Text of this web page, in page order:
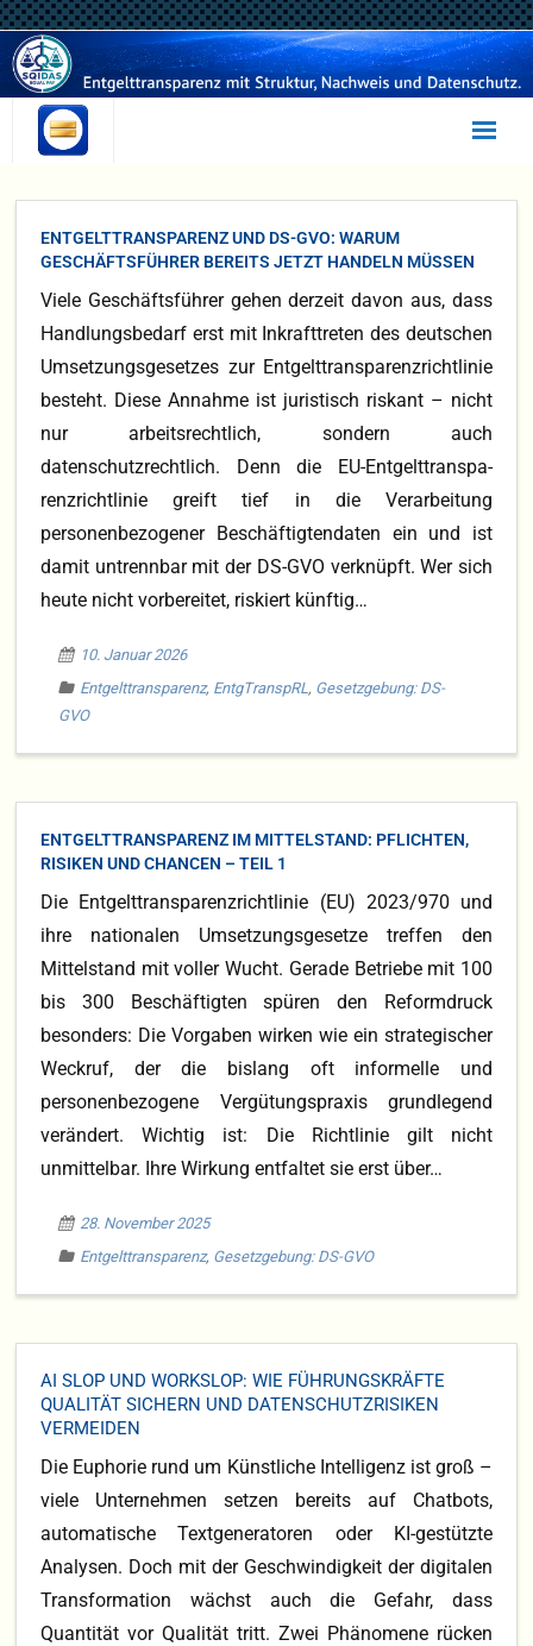
Selbsttest
Irrtümer
Beratung
Umsetzung
SQIDAS
Blog
ENTGELTTRANSPARENZ UND DS-GVO: WARUM
GESCHÄFTSFÜHRER BEREITS JETZT HANDELN MÜSSEN
Viele Geschäftsführer gehen derzeit davon aus, dass
Handlungsbedarf erst mit Inkrafttreten des deutschen
Umsetzungsgesetzes zur Entgelttranspa­renzrichtlinie
besteht. Diese Annahme ist juristisch riskant – nicht
nur arbeitsrechtlich, sondern auch
datenschutzrechtlich. Denn die EU-Entgelttranspa­
renzrichtlinie greift tief in die Verarbeitung
personenbezogener Beschäftigtendaten ein und ist
damit untrennbar mit der DS-GVO verknüpft. Wer sich
heute nicht vorbereitet, riskiert künftig…
10. Januar 2026
Entgelttransparenz, EntgTranspRL , Gesetzgebung: DS-
GVO
ENTGELTTRANSPARENZ IM MITTELSTAND: PFLICHTEN,
RISIKEN UND CHANCEN – TEIL 1
Die Entgelttransparenzrichtlinie (EU) 2023/970 und
ihre nationalen Umsetzungsgesetze treffen den
Mittelstand mit voller Wucht. Gerade Betriebe mit 100
bis 300 Beschäftigten spüren den Reformdruck
besonders: Die Vorgaben wirken wie ein strategischer
Weckruf, der die bislang oft informelle und
personenbezogene Vergütungspraxis grundlegend
verändert. Wichtig ist: Die Richtlinie gilt nicht
unmittelbar. Ihre Wirkung entfaltet sie erst über…
28. November 2025
Entgelttransparenz, Gesetzgebung: DS-GVO
AI SLOP UND WORKSLOP: WIE FÜHRUNGSKRÄFTE
QUALITÄT SICHERN UND DATENSCHUTZRISIKEN
VERMEIDEN
Die Euphorie rund um Künstliche Intelligenz ist groß –
viele Unternehmen setzen bereits auf Chatbots,
automatische Textgeneratoren oder KI-gestützte
Analysen. Doch mit der Geschwindigkeit der digitalen
Transformation wächst auch die Gefahr, dass
Quantität vor Qualität tritt. Zwei Phänomene rücken